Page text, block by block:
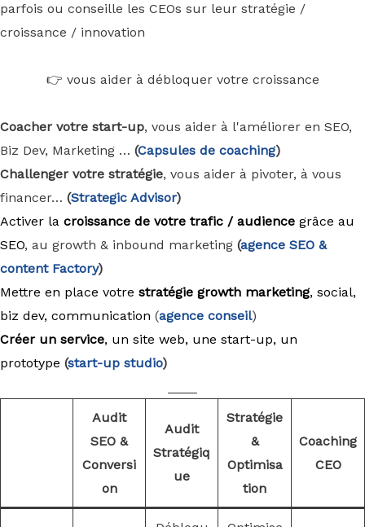
parfois ou conseille les CEOs sur leur stratégie /
croissance / innovation
👉 vous aider à débloquer votre croissance
Coacher votre start-up, vous aider à l'améliorer en SEO,
Biz Dev, Marketing … (Capsules de coaching)
Challenger votre stratégie, vous aider à pivoter, à vous
financer… (Strategic Advisor)
Activer la croissance de votre trafic / audience grâce au
SEO, au growth & inbound marketing (agence SEO &
content Factory)
Mettre en place votre stratégie growth marketing, social,
biz dev, communication (agence conseil)
Créer un service, un site web, une start-up, un
prototype (start-up studio)
Audit
SEO &
Conversi
on
Audit
Stratégiq
ue
Stratégie
&
Optimisa
tion
Coaching
CEO